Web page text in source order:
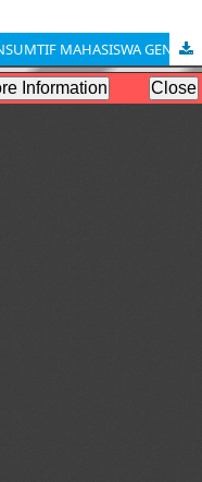
FAKTOR DETERMINAN PERILAKU KONSUMTIF MAHASISWA GEN Z : LITERASI KEUANGAN, E-WALLET, ADVERTISING EXPOSURE DAN SELF-CONTROL